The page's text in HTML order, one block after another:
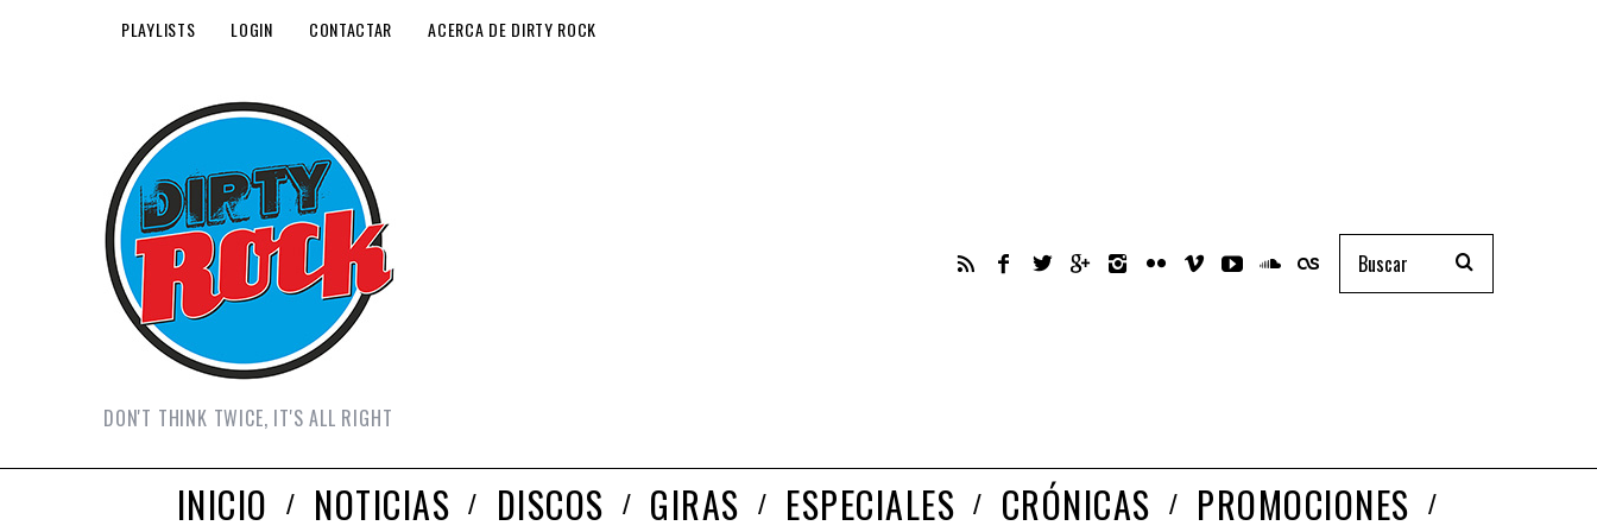
PLAYLISTS LOGIN CONTACTAR ACERCA DE DIRTY ROCK
DON'T THINK TWICE, IT'S ALL RIGHT
INICIO NOTICIAS DISCOS GIRAS ESPECIALES CRÓNICAS PROMOCIONES